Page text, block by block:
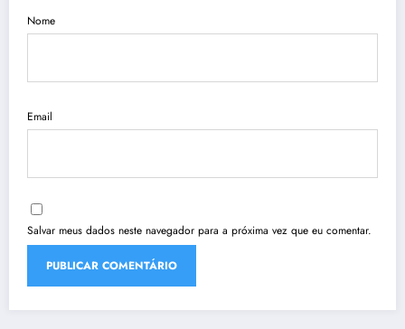
Nome
Email
Salvar meus dados neste navegador para a próxima vez que eu comentar.